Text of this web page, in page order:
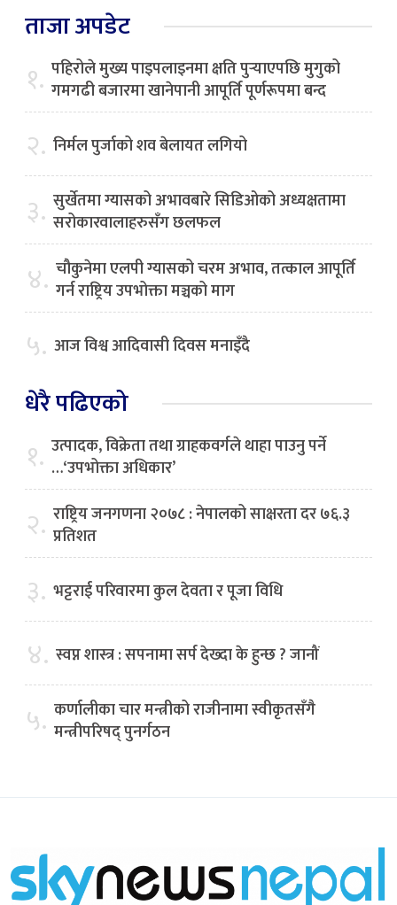
ताजा अपडेट
१. पहिरोले मुख्य पाइपलाइनमा क्षति पुर्‍याएपछि मुगुको
गमगढी बजारमा खानेपानी आपूर्ति पूर्णरूपमा बन्द
२. निर्मल पुर्जाको शव बेलायत लगियो
३. सुर्खेतमा ग्यासको अभावबारे सिडिओको अध्यक्षतामा
सरोकारवालाहरुसँग छलफल
४. चौकुनेमा एलपी ग्यासको चरम अभाव, तत्काल आपूर्ति
गर्न राष्ट्रिय उपभोक्ता मञ्चको माग
५. आज विश्व आदिवासी दिवस मनाइँदै
धेरै पढिएको
१. उत्पादक, विक्रेता तथा ग्राहकवर्गले थाहा पाउनु पर्ने
…‘उपभोक्ता अधिकार’
२. राष्ट्रिय जनगणना २०७८ : नेपालको साक्षरता दर ७६.३
प्रतिशत
३. भट्टराई परिवारमा कुल देवता र पूजा विधि
४. स्वप्न शास्त्र : सपनामा सर्प देख्दा के हुन्छ ? जानौं
५. कर्णालीका चार मन्त्रीको राजीनामा स्वीकृतसँगै
मन्त्रीपरिषद् पुनर्गठन